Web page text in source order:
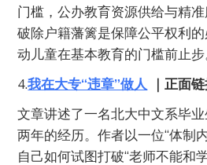
门槛，公办教育资源供给与精准
破除户籍藩篱是保障公平权利
动儿童在基本教育的门槛前止步
4.我在大专“违章”做人 ｜正面
文章讲述了一名北大中文系毕
两年的经历。作者以一位“体制
自己如何试图打破“老师不能和